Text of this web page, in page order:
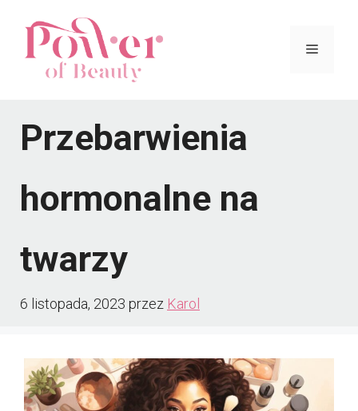
Menu
Przebarwienia
hormonalne na
twarzy
6 listopada, 2023 przez Karol